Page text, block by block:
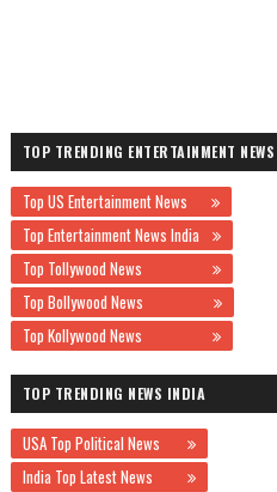
TOP TRENDING ENTERTAINMENT NEWS
Top US Entertainment News
Top Entertainment News India
Top Tollywood News
Top Bollywood News
Top Kollywood News
TOP TRENDING NEWS INDIA
USA Top Political News
India Top Latest News